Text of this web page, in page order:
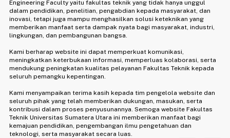
Engineering Faculty yaitu fakultas teknik yang tidak hanya unggul
dalam pendidikan, penelitian, pengabdian kepada masyarakat, dan
inovasi, tetapi juga mampu menghasilkan solusi keteknikan yang
memberikan manfaat serta dampak nyata bagi masyarakat, industri,
lingkungan, dan pembangunan bangsa.
Kami berharap website ini dapat memperkuat komunikasi,
meningkatkan keterbukaan informasi, memperluas kolaborasi, serta
mendukung peningkatan kualitas pelayanan Fakultas Teknik kepada
seluruh pemangku kepentingan.
Kami menyampaikan terima kasih kepada tim pengelola website dan
seluruh pihak yang telah memberikan dukungan, masukan, serta
kontribusi dalam proses penyusunannya. Semoga website Fakultas
Teknik Universitas Sumatera Utara ini memberikan manfaat bagi
kemajuan pendidikan, pengembangan ilmu pengetahuan dan
teknologi, serta masyarakat secara luas.